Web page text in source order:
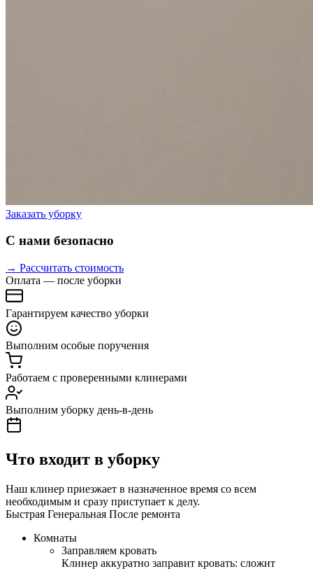
Заказать уборку
С нами безопасно
→ Рассчитать стоимость
Оплата — после уборки
Гарантируем качество уборки
Выполним особые поручения
Работаем с проверенными клинерами
Выполним уборку день-в-день
Что входит в уборку
Наш клинер приезжает в назначенное время со всем
необходимым и сразу приступает к делу.
Быстрая Генеральная После ремонта
Комнаты
Заправляем кровать
Клинер аккуратно заправит кровать: сложит